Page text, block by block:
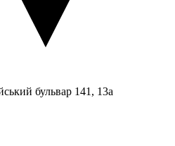
бульвар 141, 13а